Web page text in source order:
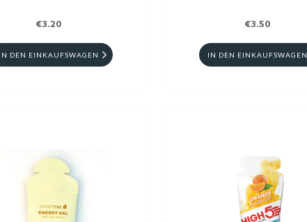
€3.20
DEN EINKAUFSWAGEN
€3.50
IN DEN EINKAUFSWAGEN